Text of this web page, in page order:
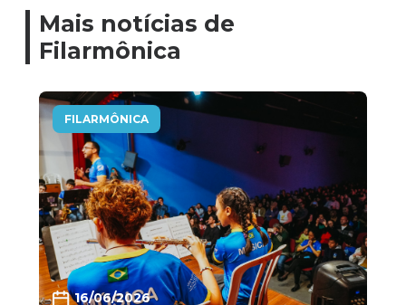
Mais notícias de
Filarmônica
FILARMÔNICA
16/06/2026